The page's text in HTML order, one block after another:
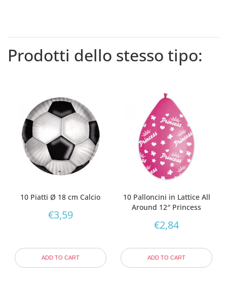
Prodotti dello stesso tipo:
10 Piatti Ø 18 cm Calcio
€3,59
ADD TO CART
10 Palloncini in Lattice All
Around 12″ Princess
€2,84
ADD TO CART